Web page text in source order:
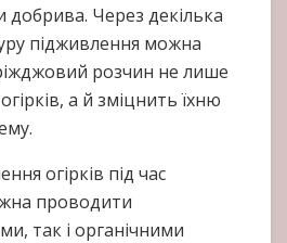
добрива. Через декілька
підживлення можна
розчин не лише
а й зміцнить їхню
огірків під час
проводити
так і органічними